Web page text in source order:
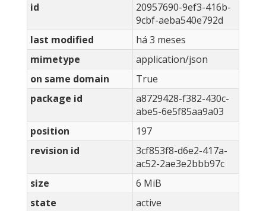
id
20957690-9ef3-416b-
9cbf-aeba540e792d
last modified
há 3 meses
mimetype
application/json
on same domain
True
package id
a8729428-f382-430c-
abe5-6e5f85aa9a03
position
197
revision id
3cf853f8-d6e2-417a-
ac52-2ae3e2bbb97c
size
6 MiB
state
active